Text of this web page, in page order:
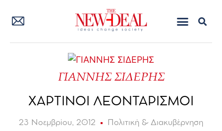
ΓΙΑΝΝΗΣ ΣΙΔΕΡΗΣ
ΧΑΡΤΙΝΟΙ ΛΕΟΝΤΑΡΙΣΜΟΙ
23 Νοεμβρίου, 2012 Πολιτική & Διακυβέρνηση